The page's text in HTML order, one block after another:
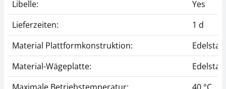
Libelle:
Yes
Lieferzeiten:
1 d
Material Plattformkonstruktion:
Material-Wägeplatte: